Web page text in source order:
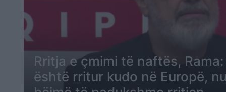
Rritja e çmimi të naftës,
është rritur kudo në Europë,